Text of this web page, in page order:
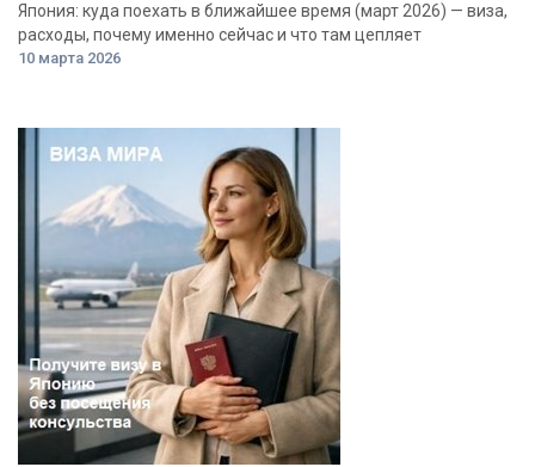
Япония: куда поехать в ближайшее время (март 2026) — виза,
расходы, почему именно сейчас и что там цепляет
10 марта 2026